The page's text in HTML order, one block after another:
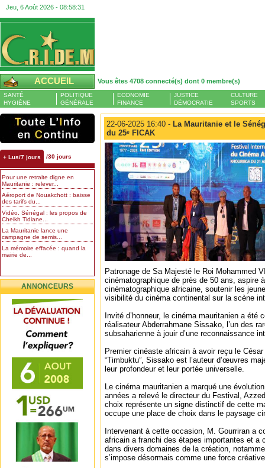
Jeu, 6 Août 2026 - 08:58:32
ACCUEIL Vous êtes 4708 connecté(s) dont 0 membre(s)
SANTÉ
HYGIÈNE
POLITIQUE
GÉNÉRALE
ECONOMIE
FINANCE
JUSTICE
DÉMOCRATIE
CULTURE
SPORTS
+ Lus/7 jours /30 jours
Pour une retraite digne en
Mauritanie : relever...
Aéroport de Nouakchott : baisse
des tarifs du...
Vidéo. Sénégal : les propos de
Cheikh Tidiane...
La Mauritanie lance une
campagne de semis...
La mémoire effacée : quand la
mairie de...
ANNONCEURS
22-06-2025 16:40 - La Mauritanie et le
du 25ᵉ FICAK
Patronage de Sa Majesté le Roi Mohammed
cinématographique de près de 50 ans, aspire
cinématographique africaine, soutenir les
visibilité du cinéma continental sur la scène
Invité d’honneur, le cinéma mauritanien a été
réalisateur Abderrahmane Sissako, l’un des
subsaharienne à jouir d’une reconnaissance
Premier cinéaste africain à avoir reçu le
“Timbuktu”, Sissako est l’auteur d’œuvres
leur profondeur et leur portée universelle.
Le cinéma mauritanien a marqué une
années a relevé le directeur du Festival,
choix représente un signe distinctif de cette
occupe une place de choix dans le paysage
Intervenant à cette occasion, M. Gourriran a
africain a franchi des étapes importantes et a
dans divers domaines de la création,
s’impose désormais comme une force